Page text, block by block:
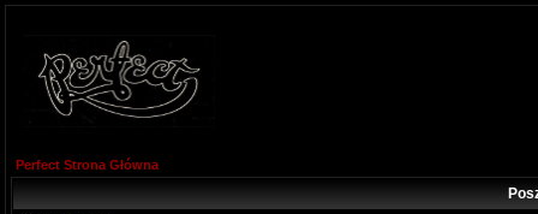
Perfect Strona Główna